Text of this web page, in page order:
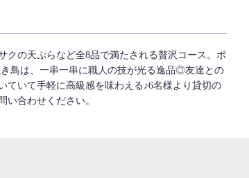
クの天ぷらなど全8品で満たされる贅沢コース。ボ
鳥は、一串一串に職人の技が光る逸品◎友達との
いて手軽に高級感を味わえる♪6名様より貸切の
い合わせください。